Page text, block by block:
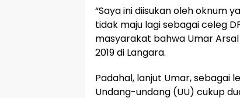
“Saya ini diisukan oleh oknum
tidak maju lagi sebagai celeg
masyarakat bahwa Umar Arsal
2019 di Langara.
Padahal, lanjut Umar, sebagai
Undang-undang (UU) cukup